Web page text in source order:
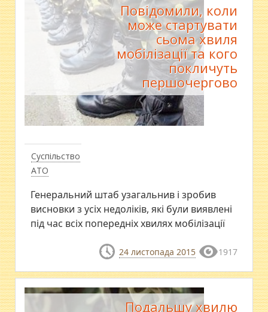
Суспільство
АТО
Повідомили, коли
може стартувати
сьома хвиля
мобілізації та кого
покличуть
першочергово
Генеральний штаб узагальнив і зробив
висновки з усіх недоліків, які були виявлені
під час всіх попередніх хвилях мобілізації
24 листопада 2015 1917
Подальшу хвилю